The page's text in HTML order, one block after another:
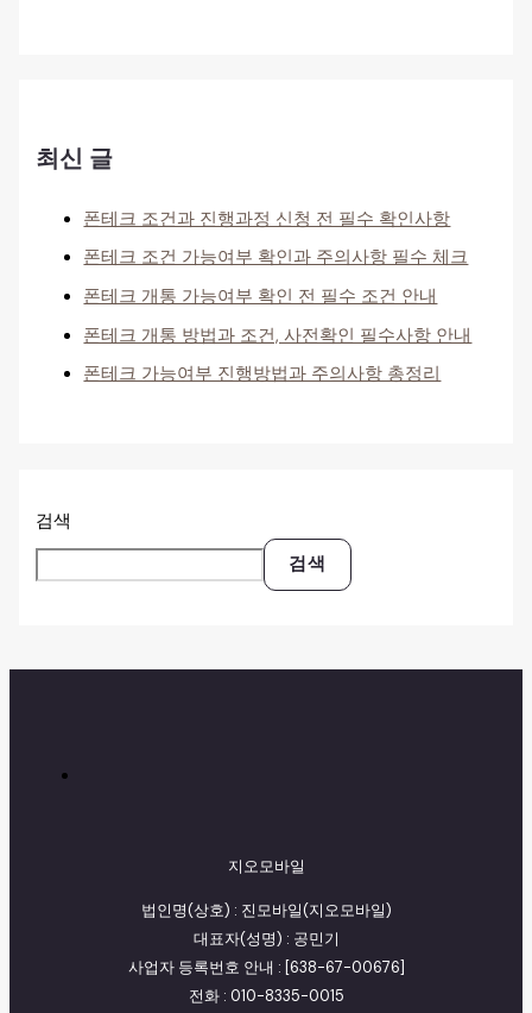
최신 글
폰테크 조건과 진행과정 신청 전 필수 확인사항
폰테크 조건 가능여부 확인과 주의사항 필수 체크
폰테크 개통 가능여부 확인 전 필수 조건 안내
폰테크 개통 방법과 조건, 사전확인 필수사항 안내
폰테크 가능여부 진행방법과 주의사항 총정리
검색
검색
지오모바일
법인명(상호) : 진모바일(지오모바일)
대표자(성명) : 공민기
사업자 등록번호 안내 : [638-67-00676]
전화 : 010-8335-0015